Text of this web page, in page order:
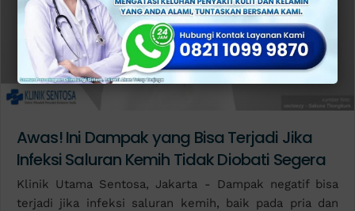
Awas! Ini Dampak yang Bisa Terjadi Jika
Infeksi Saluran Kemih Tidak Diobati Segera
Klinik Utama Sentosa, Jakarta - Dampak negatif bisa
terjadi jika infeksi saluran kemih, baik pada pria dan